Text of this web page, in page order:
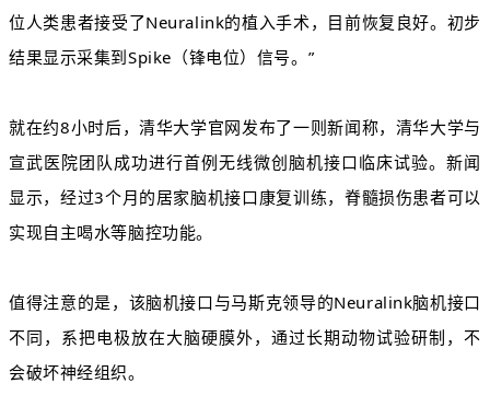
位人类患者接受了Neuralink的植入手术，目前恢复良好。初步
结果显示采集到Spike（锋电位）信号。”
就在约8小时后，清华大学官网发布了一则新闻称，清华大学与
宣武医院团队成功进行首例无线微创脑机接口临床试验。新闻
显示，经过3个月的居家脑机接口康复训练，脊髓损伤患者可以
实现自主喝水等脑控功能。
值得注意的是，该脑机接口与马斯克领导的Neuralink脑机接口
不同，系把电极放在大脑硬膜外，通过长期动物试验研制，不
会破坏神经组织。